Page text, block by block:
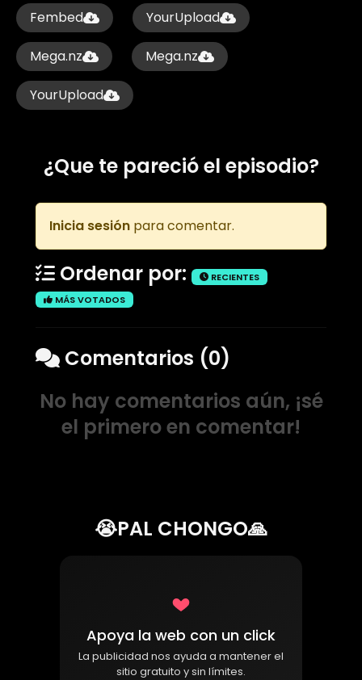
Fembed YourUpload
Mega.nz Mega.nz
YourUpload
¿Que te pareció el episodio?
Inicia sesión para comentar.
Ordenar por:
RECIENTES
MÁS VOTADOS
Comentarios (0)
No hay comentarios aún, ¡sé
el primero en comentar!
😭PAL CHONGO🙏
Apoya la web con un click
La publicidad nos ayuda a mantener el
sitio gratuito y sin límites.